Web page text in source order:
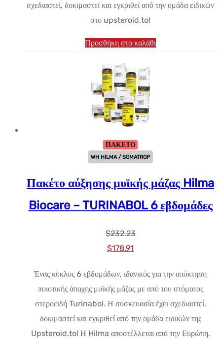
σχεδιαστεί, δοκιμαστεί και εγκριθεί από την ομάδα ειδικών
στο upsteroid.to!
Προσθήκη στο καλάθι
ΠΑΚΕΤΟ
WH HILMA / SOMATROP
Πακέτο αύξησης μυϊκής μάζας Hilma
Biocare – TURINABOL 6 εβδομάδες
$232.23
Αρχική
$232.23.
$178.91
τιμή
είναι:
$178.91.
Ένας κύκλος 6 εβδομάδων, ιδανικός για την απόκτηση
ποιοτικής άπαχης μυϊκής μάζας με από του στόματος
στεροειδή Turinabol. Η συσκευασία έχει σχεδιαστεί,
δοκιμαστεί και εγκριθεί από την ομάδα ειδικών της
Upsteroid.to! Η Hilma αποστέλλεται από την Ευρώπη.